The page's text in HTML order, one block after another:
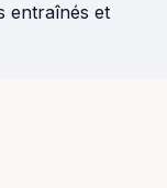
entraînés et